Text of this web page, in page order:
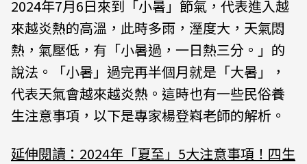
2024年7月6日來到「小暑」節氣，代表進入越
來越炎熱的高溫，此時多雨，溼度大，天氣悶
熱，氣壓低，有「小暑過，一日熱三分。」的
說法。「小暑」過完再半個月就是「大暑」，
代表天氣會越來越炎熱。這時也有一些民俗養
生注意事項，以下是專家楊登嵙老師的解析。
延伸閱讀：2024年「夏至」5大注意事項！四生